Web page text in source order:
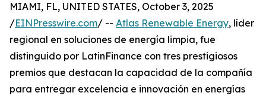
MIAMI, FL, UNITED STATES, October 3, 2025
/EINPresswire.com/ -- Atlas Renewable Energy, líder
regional en soluciones de energía limpia, fue
distinguido por LatinFinance con tres prestigiosos
premios que destacan la capacidad de la compañía
para entregar excelencia e innovación en energías